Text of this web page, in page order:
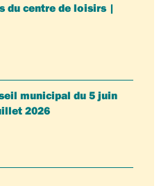
du centre de loisirs |
municipal du 5 juin
2026